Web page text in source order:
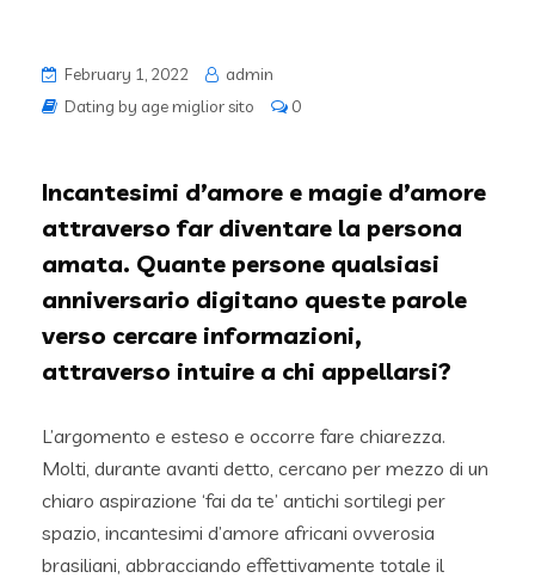
February 1, 2022
admin
Dating by age miglior sito
0
Incantesimi d’amore e magie d’amore
attraverso far diventare la persona
amata. Quante persone qualsiasi
anniversario digitano queste parole
verso cercare informazioni,
attraverso intuire a chi appellarsi?
L’argomento e esteso e occorre fare chiarezza.
Molti, durante avanti detto, cercano per mezzo di un
chiaro aspirazione ‘fai da te’ antichi sortilegi per
spazio, incantesimi d’amore africani ovverosia
brasiliani, abbracciando effettivamente totale il